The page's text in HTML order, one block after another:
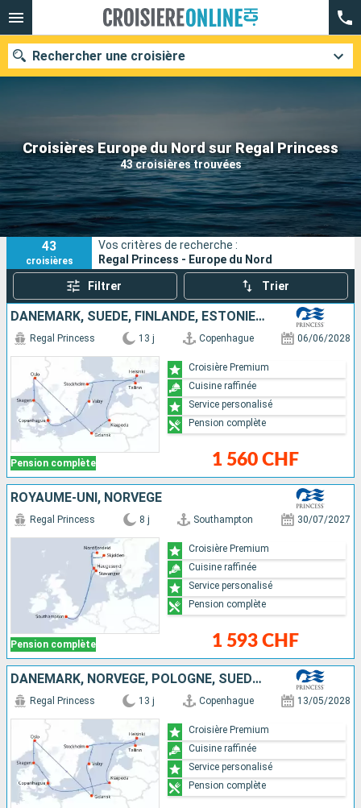
Croisières Europe du Nord sur Regal Princess
43 croisières trouvées
Rechercher une croisière
Nos destinations
Mois de départ
Ports Compagnies
Rechercher
43
croisières
Vos critères de recherche :
Regal Princess - Europe du Nord
Filtrer Trier
DANEMARK, SUÈDE, FINLANDE, ESTONIE, LITUANIE, POLOGNE, NORVÈGE
Pension complète
Regal Princess 13 j Copenhague 06/06/2028
1 560 CHF
Croisière Premium
Cuisine raffinée
Service personalisé
Pension complète
ROYAUME-UNI, NORVÈGE
Pension complète
Regal Princess 8 j Southampton 30/07/2027
1 593 CHF
Croisière Premium
Cuisine raffinée
Service personalisé
Pension complète
DANEMARK, NORVÈGE, POLOGNE, SUÈDE, ESTONIE, FINLANDE, LITUANIE
Regal Princess 13 j Copenhague 13/05/2028
Croisière Premium
Cuisine raffinée
Service personalisé
Pension complète